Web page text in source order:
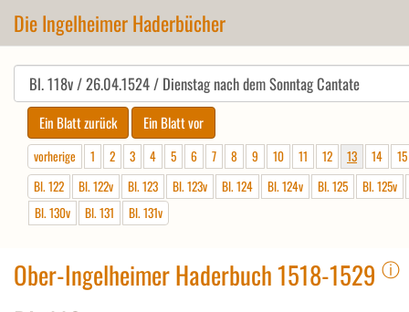
Die Ingelheimer Haderbücher
vorherige 1 2 3 4 5 6 7 8 9 10 11 12 13 14
15
Bl. 122
Bl. 122v Bl. 123 Bl. 123v Bl. 124 Bl. 124v Bl. 125
Bl. 125v
Bl. 130v
Bl. 131 Bl. 131v
Ober-Ingelheimer Haderbuch 1518-1529 ⓘ